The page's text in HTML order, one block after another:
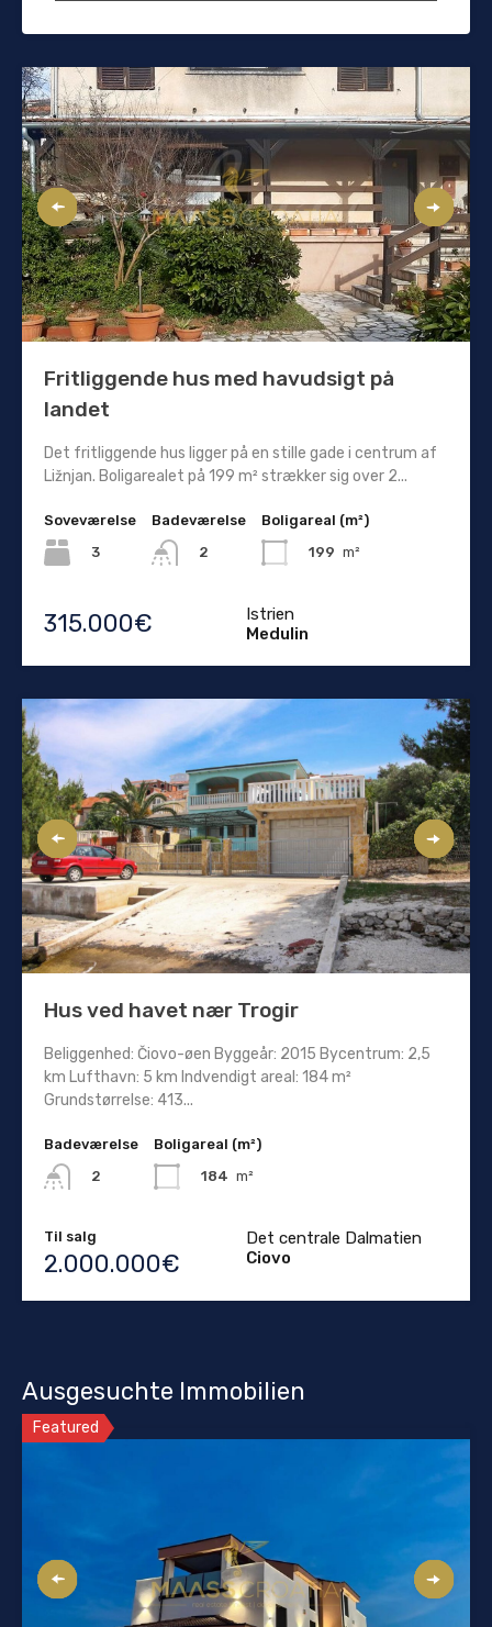
Fritliggende hus med havudsigt på
landet
Det fritliggende hus ligger på en stille gade i centrum af
Ližnjan. Boligarealet på 199 m² strækker sig over 2...
Soveværelse
3
Badeværelse
2
Boligareal (m²)
199 m²
315.000€
Istrien
Medulin
Hus ved havet nær Trogir
Beliggenhed: Čiovo-øen Byggeår: 2015 Bycentrum: 2,5
km Lufthavn: 5 km Indvendigt areal: 184 m²
Grundstørrelse: 413...
Badeværelse
2
Boligareal (m²)
184 m²
Til salg
2.000.000€
Det centrale Dalmatien
Ciovo
Ausgesuchte Immobilien
Featured